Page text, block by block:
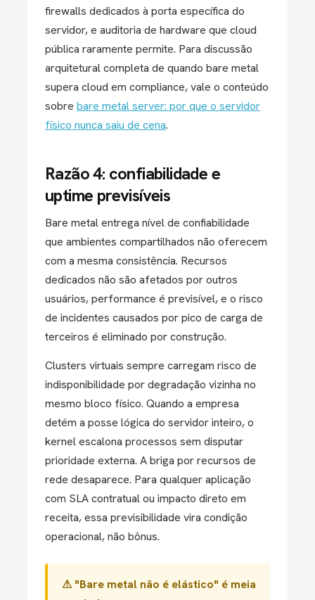
firewalls dedicados à porta específica do
servidor, e auditoria de hardware que cloud
pública raramente permite. Para discussão
arquitetural completa de quando bare metal
supera cloud em compliance, vale o conteúdo
sobre bare metal server: por que o servidor
físico nunca saiu de cena.
Razão 4: confiabilidade e
uptime previsíveis
Bare metal entrega nível de confiabilidade
que ambientes compartilhados não oferecem
com a mesma consistência. Recursos
dedicados não são afetados por outros
usuários, performance é previsível, e o risco
de incidentes causados por pico de carga de
terceiros é eliminado por construção.
Clusters virtuais sempre carregam risco de
indisponibilidade por degradação vizinha no
mesmo bloco físico. Quando a empresa
detém a posse lógica do servidor inteiro, o
kernel escalona processos sem disputar
prioridade externa. A briga por recursos de
rede desaparece. Para qualquer aplicação
com SLA contratual ou impacto direto em
receita, essa previsibilidade vira condição
operacional, não bônus.
⚠ "Bare metal não é elástico" é meia